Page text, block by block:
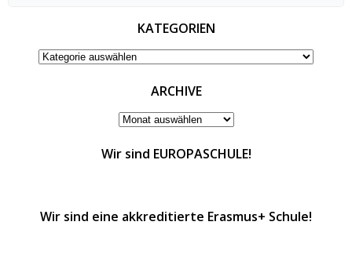
KATEGORIEN
KATEGORIEN
ARCHIVE
ARCHIVE
Wir sind EUROPASCHULE!
Wir sind eine akkreditierte Erasmus+ Schule!